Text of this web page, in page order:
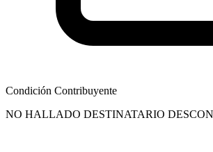
Condición Contribuyente
NO HALLADO DESTINATARIO